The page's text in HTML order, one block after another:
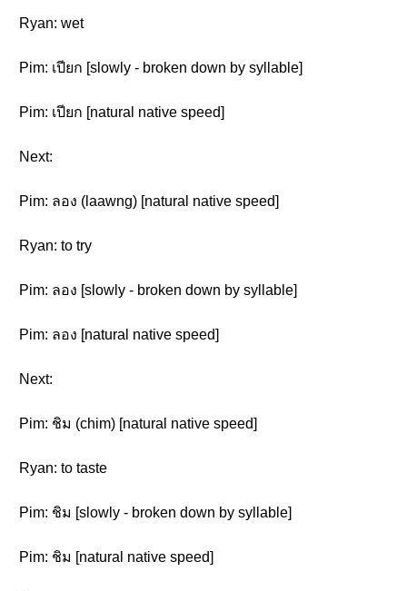
Ryan: wet
Pim: เปียก [slowly - broken down by syllable]
Pim: เปียก [natural native speed]
Next:
Pim: ลอง (laawng) [natural native speed]
Ryan: to try
Pim: ลอง [slowly - broken down by syllable]
Pim: ลอง [natural native speed]
Next:
Pim: ชิม (chim) [natural native speed]
Ryan: to taste
Pim: ชิม [slowly - broken down by syllable]
Pim: ชิม [natural native speed]